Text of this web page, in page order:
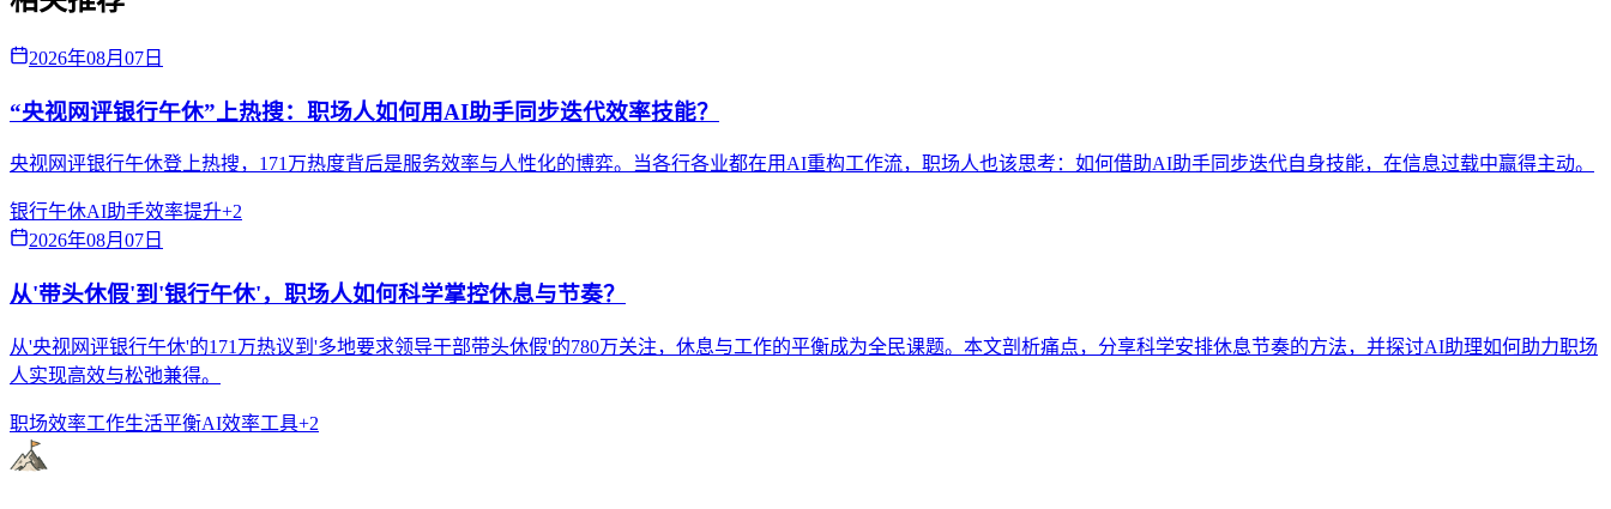
2026年08月07日
“央视网评银行午休”上热搜：职场人如何用AI助手同步迭代效率技能？
央视网评银行午休登上热搜，171万热度背后是服务效率与人性化的博弈。当各行各业都在用AI重构工作流，职场人也该思考：如何借助AI助手同步迭代自身技能，在信息过载中赢得主动。
银行午休AI助手效率提升+2
2026年08月07日
从'带头休假'到'银行午休'，职场人如何科学掌控休息与节奏？
从'央视网评银行午休'的171万热议到'多地要求领导干部带头休假'的780万关注，休息与工作的平衡成为全民课题。本文剖析痛点，分享科学安排休息节奏的方法，并探讨AI助理如何助力职场
人实现高效与松弛兼得。
职场效率工作生活平衡AI效率工具+2